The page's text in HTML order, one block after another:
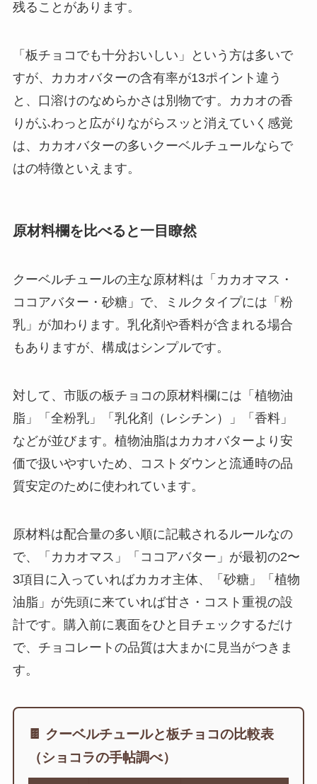
残ることがあります。
「板チョコでも十分おいしい」という方は多いで
すが、カカオバターの含有率が13ポイント違う
と、口溶けのなめらかさは別物です。カカオの香
りがふわっと広がりながらスッと消えていく感覚
は、カカオバターの多いクーベルチュールならで
はの特徴といえます。
原材料欄を比べると一目瞭然
クーベルチュールの主な原材料は「カカオマス・
ココアバター・砂糖」で、ミルクタイプには「粉
乳」が加わります。乳化剤や香料が含まれる場合
もありますが、構成はシンプルです。
対して、市販の板チョコの原材料欄には「植物油
脂」「全粉乳」「乳化剤（レシチン）」「香料」
などが並びます。植物油脂はカカオバターより安
価で扱いやすいため、コストダウンと流通時の品
質安定のために使われています。
原材料は配合量の多い順に記載されるルールなの
で、「カカオマス」「ココアバター」が最初の2〜
3項目に入っていればカカオ主体、「砂糖」「植物
油脂」が先頭に来ていれば甘さ・コスト重視の設
計です。購入前に裏面をひと目チェックするだけ
で、チョコレートの品質は大まかに見当がつきま
す。
🍫 クーベルチュールと板チョコの比較表
（ショコラの手帖調べ）